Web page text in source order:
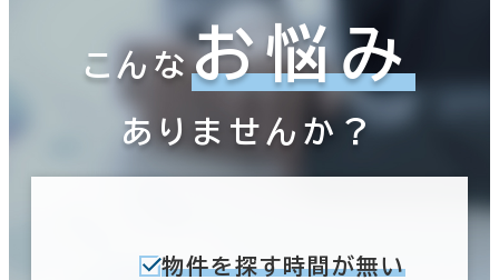
こんなお悩み
ありませんか？
物件を探す時間が無い